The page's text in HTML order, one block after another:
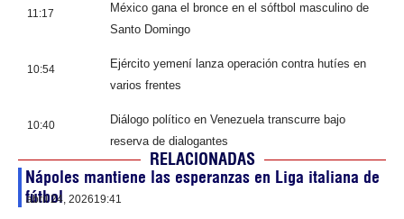
11:17
México gana el bronce en el sóftbol masculino de
Santo Domingo
10:54
Ejército yemení lanza operación contra hutíes en
varios frentes
10:40
Diálogo político en Venezuela transcurre bajo
reserva de dialogantes
RELACIONADAS
Nápoles mantiene las esperanzas en Liga italiana de
fútbol
abril 24, 202619:41